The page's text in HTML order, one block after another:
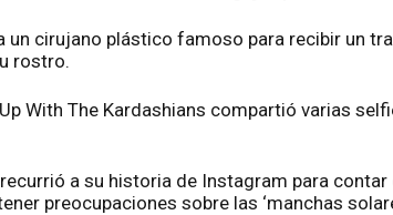
un cirujano plástico famoso para recibir un
rostro.
With The Kardashians compartió varias
a su historia de Instagram para
preocupaciones sobre las ‘manchas